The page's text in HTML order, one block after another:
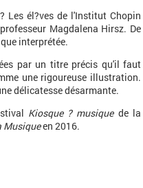
Les él?ves de l'Institut Chopin
Magdalena Hirsz. De
interprétée.
par un titre précis qu'il faut
une rigoureuse illustration.
délicatesse désarmante.
Kiosque ? musiquede la
Musiqueen 2016.